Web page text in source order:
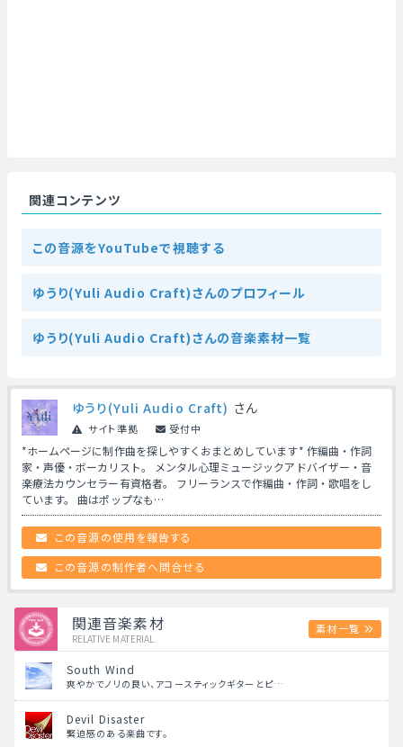
関連コンテンツ
この音源をYouTubeで視聴する
ゆうり(Yuli Audio Craft)さんのプロフィール
ゆうり(Yuli Audio Craft)さんの音楽素材一覧
ゆうり(Yuli Audio Craft) さん
サイト準拠 受付中
*ホームページに制作曲を探しやすくおまとめしています* 作編曲・作詞
家・声優・ボーカリスト。 メンタル心理ミュージックアドバイザー・音
楽療法カウンセラー有資格者。 フリーランスで作編曲・作詞・歌唱をし
ています。 曲はポップなも…
この音源の使用を報告する
この音源の制作者へ問合せる
関連音楽素材
RELATIVE MATERIAL
素材一覧
South Wind
爽やかでノリの良い、アコースティックギターとピ…
Devil Disaster
緊迫感のある楽曲です。